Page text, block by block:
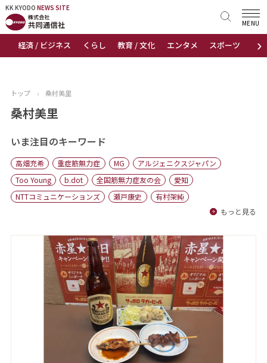
KK KYODO NEWS SITE
›
経済 / ビジネス くらし 教育 / 文化 エンタメ スポーツ 地域
MENU
KK KYODONEWS SITE
トップページ
ニュース
おすすめコンテンツ
出版物
会社概要
トップ › 桑村美里
桑村美里
いま注目のキーワード
高畑充希 重症筋無力症 MG
アルジェニクスジャパン
Too Young
b.dot 全国筋無力症友の会
愛知
NTTコミュニケーションズ
瀬戸康史
有村架純
もっと見る